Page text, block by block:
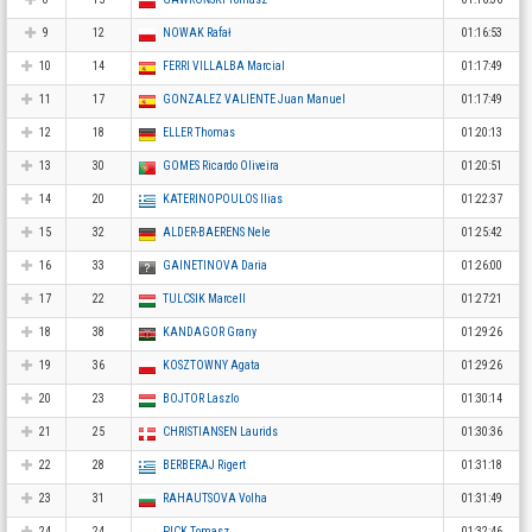
9 12 NOWAK Rafał 01:16:53
10 14 FERRI VILLALBA Marcial 01:17:49
11 17 GONZALEZ VALIENTE Juan Manuel 01:17:49
12 18 ELLER Thomas 01:20:13
13 30 GOMES Ricardo Oliveira 01:20:51
14 20 KATERINOPOULOS Ilias 01:22:37
15 32 ALDER-BAERENS Nele 01:25:42
16 33 GAINETINOVA Daria 01:26:00
17 22 TULCSIK Marcell 01:27:21
18 38 KANDAGOR Grany 01:29:26
19 36 KOSZTOWNY Agata 01:29:26
20 23 BOJTOR Laszlo 01:30:14
21 25 CHRISTIANSEN Laurids 01:30:36
22 28 BERBERAJ Rigert 01:31:18
23 31 RAHAUTSOVA Volha 01:31:49